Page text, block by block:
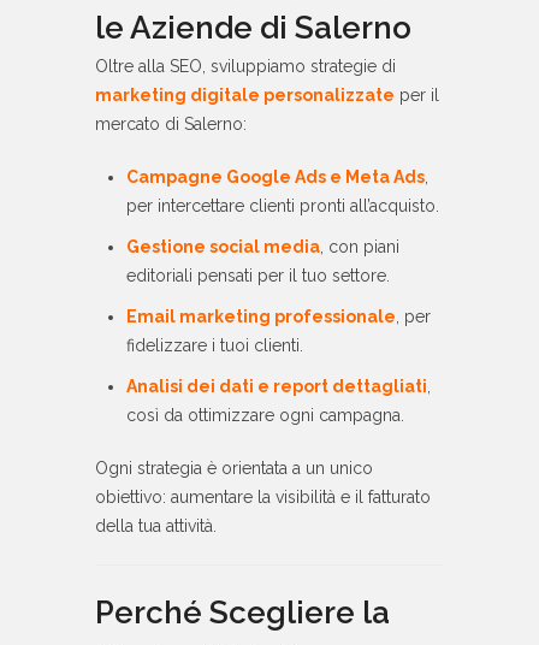
le Aziende di Salerno
Oltre alla SEO, sviluppiamo strategie di
marketing digitale personalizzate per il
mercato di Salerno:
Campagne Google Ads e Meta Ads
per intercettare clienti pronti all’acquisto.
Gestione social media , con piani
editoriali pensati per il tuo settore.
Email marketing professionale , per
fidelizzare i tuoi clienti.
Analisi dei dati e report dettagliati
così da ottimizzare ogni campagna.
Ogni strategia è orientata a un unico
obiettivo: aumentare la visibilità e il fatturato
della tua attività.
Perché Scegliere la